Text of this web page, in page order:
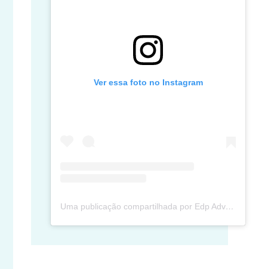
Ver essa foto no Instagram
Uma publicação compartilhada por Edp Advec Posse (@edpadvecposse)